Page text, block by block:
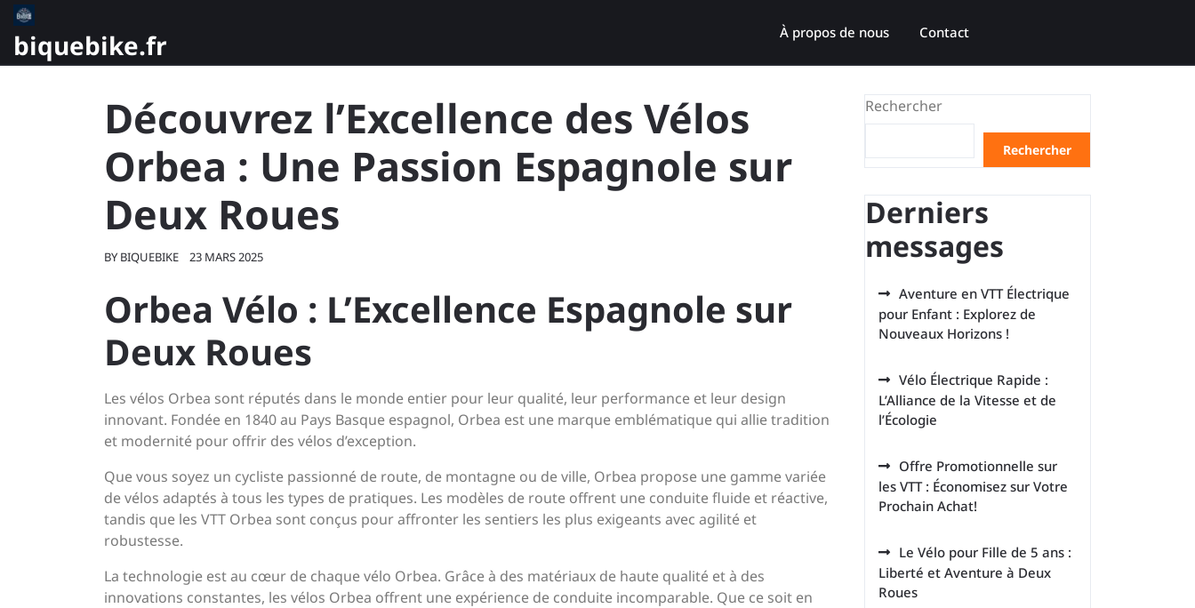
Skip
content
biquebike.fr À propos de nous Contact
Découvrez l’Excellence des Vélos
Orbea : Une Passion Espagnole sur
Deux Roues
BY BIQUEBIKE 23 MARS 2025
Orbea Vélo : L’Excellence Espagnole sur
Deux Roues
Les vélos Orbea sont réputés dans le monde entier pour leur qualité, leur performance et leur design
innovant. Fondée en 1840 au Pays Basque espagnol, Orbea est une marque emblématique qui allie tradition
et modernité pour offrir des vélos d’exception.
Que vous soyez un cycliste passionné de route, de montagne ou de ville, Orbea propose une gamme variée
de vélos adaptés à tous les types de pratiques. Les modèles de route offrent une conduite fluide et réactive,
tandis que les VTT Orbea sont conçus pour affronter les sentiers les plus exigeants avec agilité et
robustesse.
La technologie est au cœur de chaque vélo Orbea. Grâce à des matériaux de haute qualité et à des
innovations constantes, les vélos Orbea offrent une expérience de conduite incomparable. Que ce soit en
Rechercher
Rechercher
Derniers
messages
Aventure en VTT Électrique
pour Enfant : Explorez de
Nouveaux Horizons !
Vélo Électrique Rapide :
L’Alliance de la Vitesse et de
l’Écologie
Offre Promotionnelle sur
les VTT : Économisez sur Votre
Prochain Achat!
Le Vélo pour Fille de 5 ans :
Liberté et Aventure à Deux
Roues